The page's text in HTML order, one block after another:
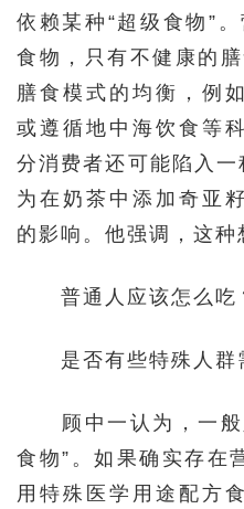
依赖某种“超级食物”
食物，只有不健康的
膳食模式的均衡，例
或遵循地中海饮食等
分消费者还可能陷入
为在奶茶中添加奇亚
的影响。他强调，这种
普通人应该怎么吃
是否有些特殊人群
顾中一认为，一般
食物”。如果确实存在
用特殊医学用途配方